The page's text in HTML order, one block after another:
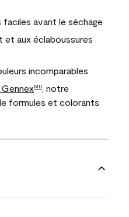
avant le séchage
aux éclaboussures
incomparables
MD
, notre
formules et colorants